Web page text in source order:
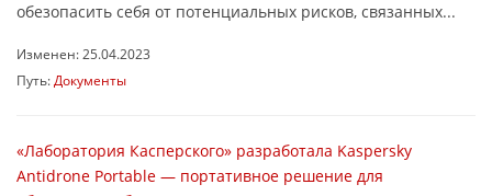
обезопасить себя от потенциальных рисков, связанных...
Изменен: 25.04.2023
Путь: Документы
«Лаборатория Касперского» разработала Kaspersky
Antidrone Portable — портативное решение для